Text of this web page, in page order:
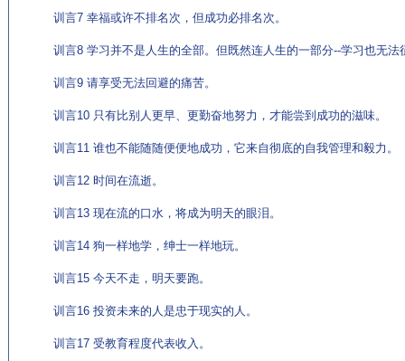
训言7 幸福或许不排名次，但成功必排名次。
训言8 学习并不是人生的全部。但既然连人生的一部分--学习也无法
训言9 请享受无法回避的痛苦。
训言10 只有比别人更早、更勤奋地努力，才能尝到成功的滋味。
训言11 谁也不能随随便便地成功，它来自彻底的自我管理和毅力。
训言12 时间在流逝。
训言13 现在流的口水，将成为明天的眼泪。
训言14 狗一样地学，绅士一样地玩。
训言15 今天不走，明天要跑。
训言16 投资未来的人是忠于现实的人。
训言17 受教育程度代表收入。